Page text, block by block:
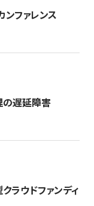
ファレンス
の遅延障害
ラウドファンディ